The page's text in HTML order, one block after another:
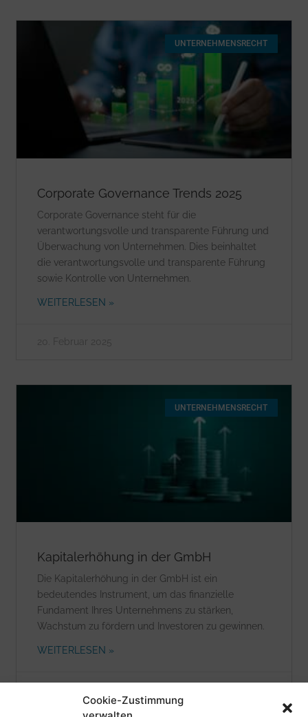
Cookie-Zustimmung
UNTERNEHMENSRECHT
Corporate Governance Trends 2025
Corporate Governance steht für die
verantwortungsvolle und transparente Führung und
Überwachung von Unternehmen. Dies beinhaltet
die verantwortungsvolle und transparente Führung
sowie Kontrolle von Unternehmen.
WEITERLESEN »
20. Februar 2025
UNTERNEHMENSRECHT
Kapitalerhöhung in der GmbH
Die Kapitalerhöhung in der GmbH ist ein
bedeutendes Instrument, um das finanzielle
Fundament Ihres Unternehmens zu stärken,
Wachstum zu fördern und Investoren zu gewinnen.
WEITERLESEN »